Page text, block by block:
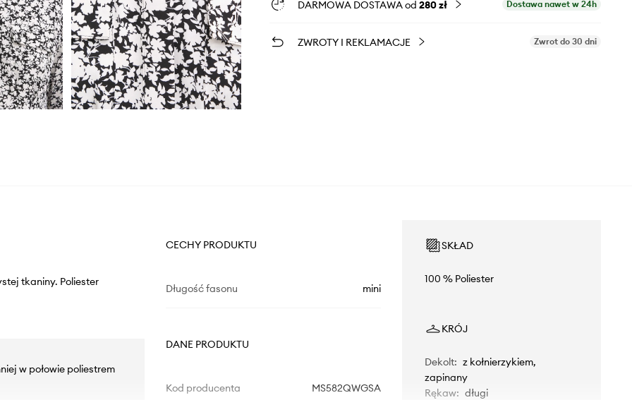
DARMOWA DOSTAWA od 280 zł Dostawa nawet w 24h
ZWROTY I REKLAMACJE Zwrot do 30 dni
tkaniny. Poliester
w połowie poliestrem
CECHY PRODUKTU
Długość fasonu mini
DANE PRODUKTU
Kod producenta MS582QWGSA
SKŁAD
100 % Poliester
KRÓJ
Dekolt: z kołnierzykiem,
zapinany
Rękaw: długi